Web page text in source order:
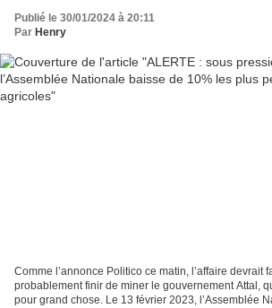
Publié le 30/01/2024 à 20:11
Par Henry
Comme l’annonce Politico ce matin, l’affaire devrait
probablement finir de miner le gouvernement Attal,
pour grand chose. Le 13 février 2023, l’Assemblée